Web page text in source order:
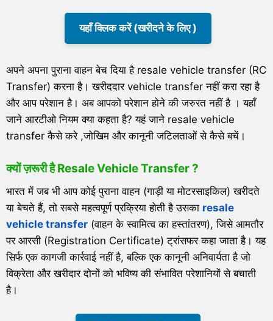
यहाँ क्लिक करें (खरीदने के लिए )
अपने अपना पुराना वाहन बेच दिया है resale vehicle transfer (RC
Transfer) करना है। खरीददार vehicle transfer नहीं करा रहा है
और आप परेशान है। अब आपको परेशान होने की जरुरत नहीं है । यहाँ
जाने आरटीओ नियम क्या कहता है? यहं जाने resale vehicle
transfer कैसे करे ,जोखिम और कानूनी जटिलताओं से कैसे बचें।
क्यों ज़रूरी है Resale Vehicle Transfer ?
भारत में जब भी आप कोई पुराना वाहन (गाड़ी या मोटरसाइकिल) खरीदते
या बेचते हैं, तो सबसे महत्वपूर्ण प्रक्रिया होती है उसका resale
vehicle transfer (वाहन के स्वामित्व का हस्तांतरण), जिसे आमतौर
पर आरसी (Registration Certificate) ट्रांसफर कहा जाता है। यह
सिर्फ एक कागजी कार्रवाई नहीं है, बल्कि एक कानूनी अनिवार्यता है जो
विक्रेता और खरीदार दोनों को भविष्य की संभावित परेशानियों से बचाती
है।